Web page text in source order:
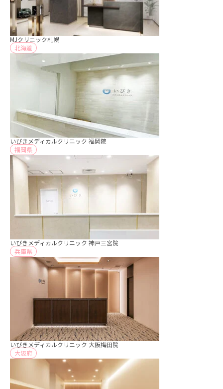
MJクリニック札幌
北海道
いびきメディカルクリニック 福岡院
福岡県
いびきメディカルクリニック 神戸三宮院
兵庫県
いびきメディカルクリニック 大阪梅田院
大阪府